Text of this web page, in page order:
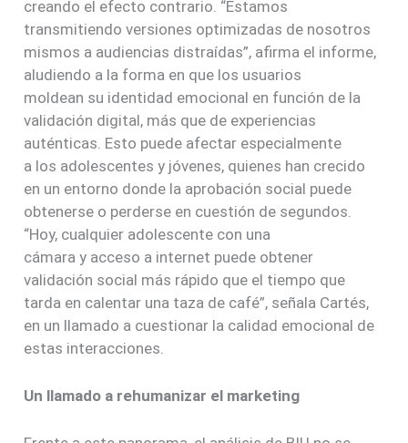
creando el efecto contrario. “Estamos
transmitiendo versiones optimizadas de nosotros
mismos a audiencias distraídas”, afirma el informe,
aludiendo a la forma en que los usuarios
moldean su identidad emocional en función de la
validación digital, más que de experiencias
auténticas. Esto puede afectar especialmente
a los adolescentes y jóvenes, quienes han crecido
en un entorno donde la aprobación social puede
obtenerse o perderse en cuestión de segundos.
“Hoy, cualquier adolescente con una
cámara y acceso a internet puede obtener
validación social más rápido que el tiempo que
tarda en calentar una taza de café”, señala Cartés,
en un llamado a cuestionar la calidad emocional de
estas interacciones.
Un llamado a rehumanizar el marketing